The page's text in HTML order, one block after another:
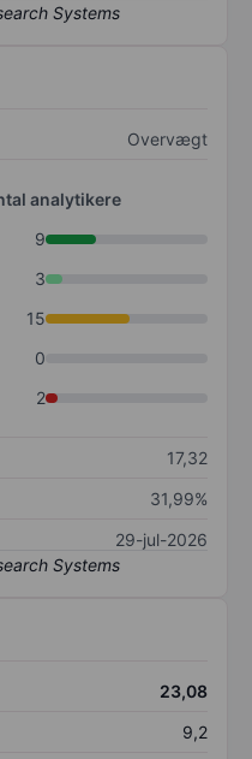
Overvægt
analytikere
9
3
15
0
2
17,32
31,99%
29-jul-2026
23,08
9,2